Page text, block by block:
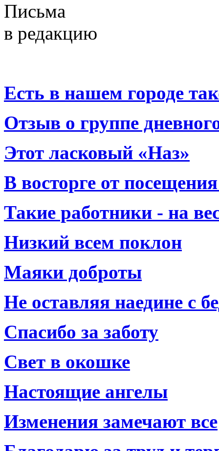
Письма
в редакцию
Есть в нашем городе
Отзыв о группе
Этот ласковый «Наз»
В восторге от
Такие работники - на
Низкий всем поклон
Маяки доброты
Не оставляя наедине с
Спасибо за заботу
Свет в окошке
Настоящие ангелы
Изменения замечают все